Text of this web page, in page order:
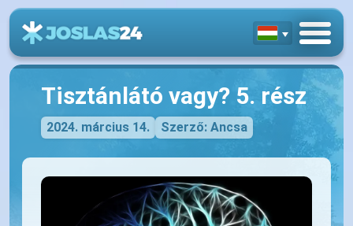
Tisztánlátó vagy? 5. rész
2024. március 14. Szerző: Ancsa